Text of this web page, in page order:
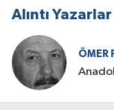
Alıntı Yazarlar
ÖMER